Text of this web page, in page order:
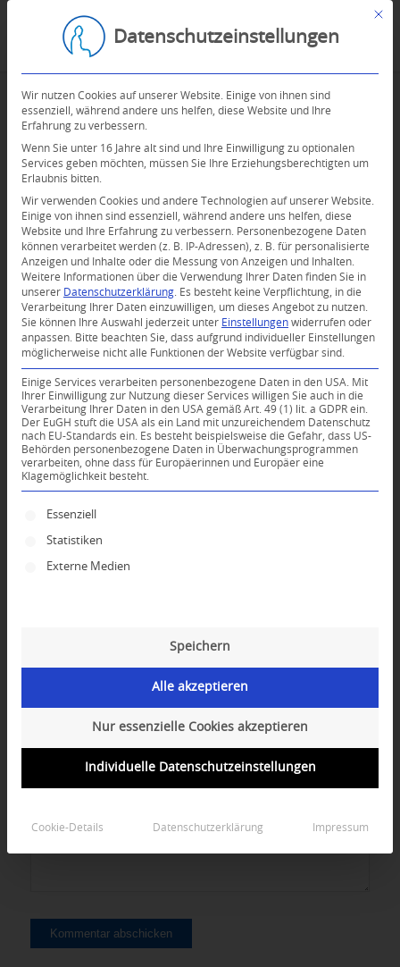
0
Dein Kommentar
An Diskussion beteiligen?
Hinterlassen Sie uns Ihren Kommentar!
Mit
Datenschutzeinstellungen
Wir nutzen Cookies auf unserer Website. Einige von ihnen sind
essenziell, während andere uns helfen, diese Website und Ihre
Erfahrung zu verbessern.
Wenn Sie unter 16 Jahre alt sind und Ihre Einwilligung zu optionalen
Services geben möchten, müssen Sie Ihre Erziehungsberechtigten um
Erlaubnis bitten.
Wir verwenden Cookies und andere Technologien auf unserer Website.
Einige von ihnen sind essenziell, während andere uns helfen, diese
Website und Ihre Erfahrung zu verbessern.
Personenbezogene Daten
können verarbeitet werden (z. B. IP-Adressen), z. B. für personalisierte
Anzeigen und Inhalte oder die Messung von Anzeigen und Inhalten.
Weitere Informationen über die Verwendung Ihrer Daten finden Sie in
unserer Datenschutzerklärung
Es besteht keine Verpflichtung, in die
Verarbeitung Ihrer Daten einzuwilligen, um dieses Angebot zu nutzen.
Sie können Ihre Auswahl jederzeit unter Einstellungen widerrufen oder
anpassen.
Bitte beachten Sie, dass aufgrund individueller Einstellungen
möglicherweise nicht alle Funktionen der Website verfügbar sind.
Einige Services verarbeiten personenbezogene Daten in den USA. Mit
Ihrer Einwilligung zur Nutzung dieser Services willigen Sie auch in die
Verarbeitung Ihrer Daten in den USA gemäß Art. 49 (1) lit. a GDPR ein.
Der EuGH stuft die USA als ein Land mit unzureichendem Datenschutz
nach EU-Standards ein. Es besteht beispielsweise die Gefahr, dass US-
Behörden personenbezogene Daten in Überwachungsprogrammen
verarbeiten, ohne dass für Europäerinnen und Europäer eine
Klagemöglichkeit besteht.
Es folgt eine Liste der Service-Gruppen, für die
Essenziell
Statistiken
Externe Medien
Speichern
Alle akzeptieren
Nur essenzielle Cookies akzeptieren
Individuelle Datenschutzeinstellungen
Cookie-Details Datenschutzerklärung Impressum